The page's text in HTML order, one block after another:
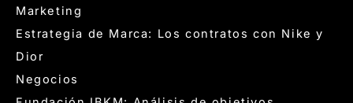
Marketing
Estrategia de Marca: Los contratos con Nike y
Dior
Negocios